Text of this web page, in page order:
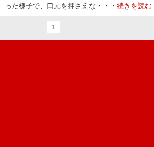
った様子で、口元を押さえな・・・ 続きを読む
1